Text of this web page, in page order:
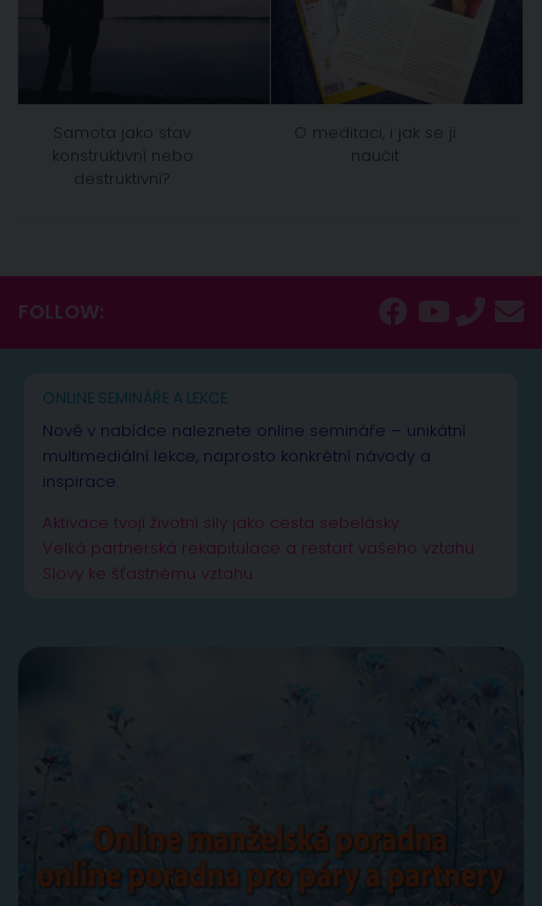
Samota jako stav
konstruktivní nebo
destruktivní?
O meditaci, i jak se ji
naučit
FOLLOW:
ONLINE SEMINÁŘE A LEKCE
Nově v nabídce naleznete online semináře – unikátní
multimediální lekce, naprosto konkrétní návody a
inspirace.
Aktivace tvojí životní síly jako cesta sebelásky
Velká partnerská rekapitulace a restart vašeho vztahu
Slovy ke šťastnému vztahu